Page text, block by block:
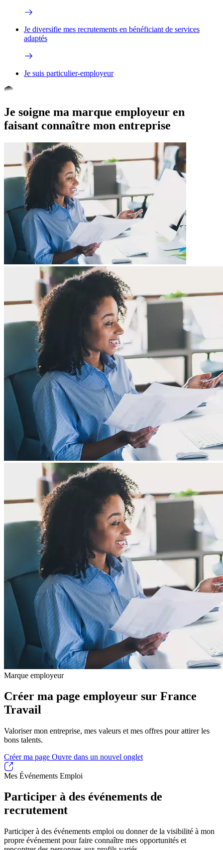
Je diversifie mes recrutements en bénéficiant de services
adaptés
Je suis particulier-employeur
Je soigne ma marque employeur en
faisant connaître mon entreprise
Marque employeur
Créer ma page employeur sur France
Travail
Valoriser mon entreprise, mes valeurs et mes offres pour attirer les
bons talents.
Créer ma page Ouvre dans un nouvel onglet
Mes Événements Emploi
Participer à des événements de
recrutement
Participer à des événements emploi ou donner de la visibilité à mon
propre événement pour faire connaître mes opportunités et